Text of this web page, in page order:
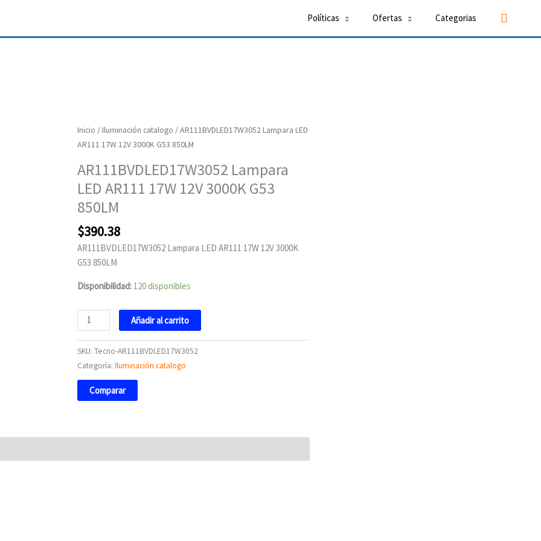
Políticas Ofertas Categorias Buscar
Inicio /Iluminación catalogo / AR111BVDLED17W3052 Lampara LED
AR111 17W 12V 3000K G53 850LM
AR111BVDLED17W3052 Lampara
LED AR111 17W 12V 3000K G53
850LM
$390.38
AR111BVDLED17W3052 Lampara LED AR111 17W 12V 3000K
G53 850LM
Disponibilidad: 120 disponibles
AR111BVDLED17W3052
Lampara
AR111
17W
12V
3000K
G53
850LM
cantidad
Añadir al carrito
SKU: Tecno-AR111BVDLED17W3052
Categoría: Iluminación catalogo
Comparar